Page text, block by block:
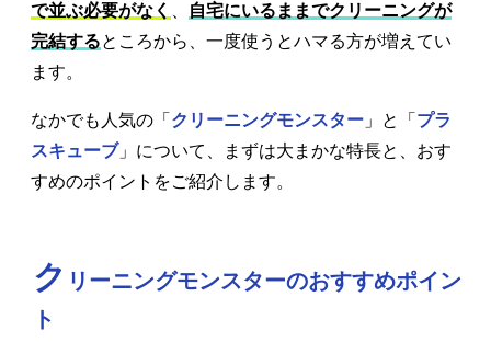
で並ぶ必要がなく 、
自宅にいるままでクリーニングが
完結するところから、一度使うとハマる方が増えてい
ます。
なかでも人気の「 クリーニングモンスター 」と「 プラ
スキューブ」について、まずは大まかな特長と、おす
すめのポイントをご紹介します。
ク リーニングモンスターのおすすめポイン
ト